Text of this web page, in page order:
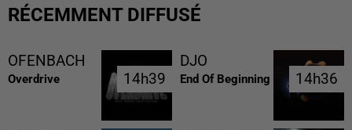
RÉCEMMENT DIFFUSÉ
OFENBACH
Overdrive 14h39
14h39
DJO
End Of Beginning 14h36
14h36